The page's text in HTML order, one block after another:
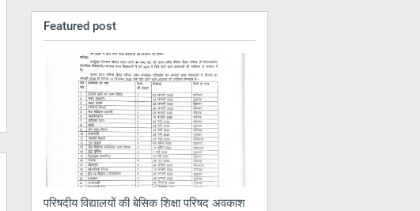
Featured post
परिषदीय विद्यालयों की बेसिक शिक्षा परिषद अवकाश